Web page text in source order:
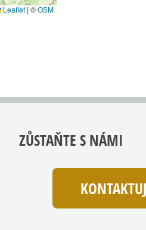
Leaflet | ©OSM
ZŮSTAŇTE S NÁMI